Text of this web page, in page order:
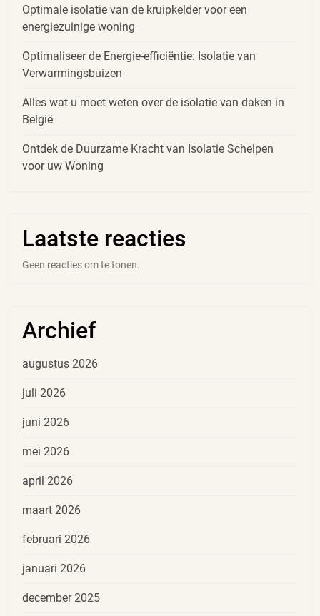
Optimale isolatie van de kruipkelder voor een
energiezuinige woning
Optimaliseer de Energie-efficiëntie: Isolatie van
Verwarmingsbuizen
Alles wat u moet weten over de isolatie van daken in
België
Ontdek de Duurzame Kracht van Isolatie Schelpen
voor uw Woning
Laatste reacties
Geen reacties om te tonen.
Archief
augustus 2026
juli 2026
juni 2026
mei 2026
april 2026
maart 2026
februari 2026
januari 2026
december 2025